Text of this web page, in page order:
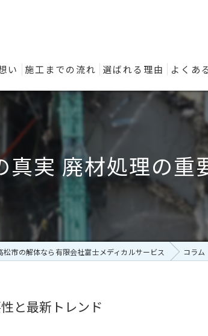
い 施工までの流れ 選ばれる理由 よくあ
実 廃材処理の重
松市の解体なら有限会社富士メディカルサービス コラム
と最新トレンド